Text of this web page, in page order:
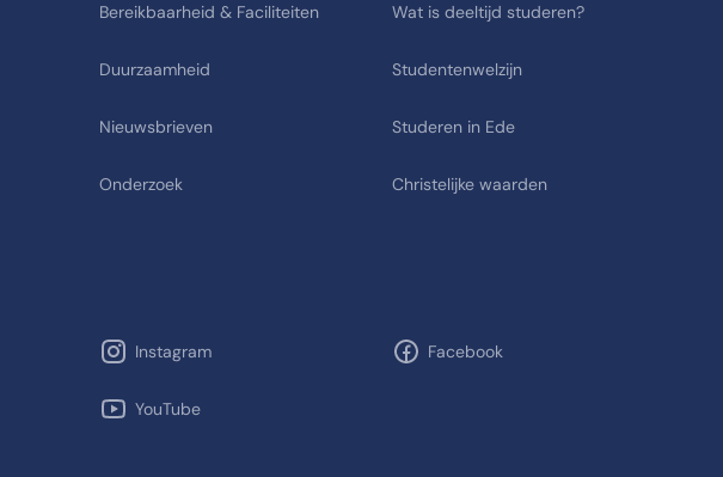
Bereikbaarheid & Faciliteiten
Duurzaamheid
Nieuwsbrieven
Onderzoek
Wat is deeltijd studeren?
Studentenwelzijn
Studeren in Ede
Christelijke waarden
Instagram Facebook
YouTube